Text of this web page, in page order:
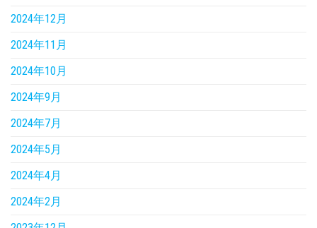
2024年12月
2024年11月
2024年10月
2024年9月
2024年7月
2024年5月
2024年4月
2024年2月